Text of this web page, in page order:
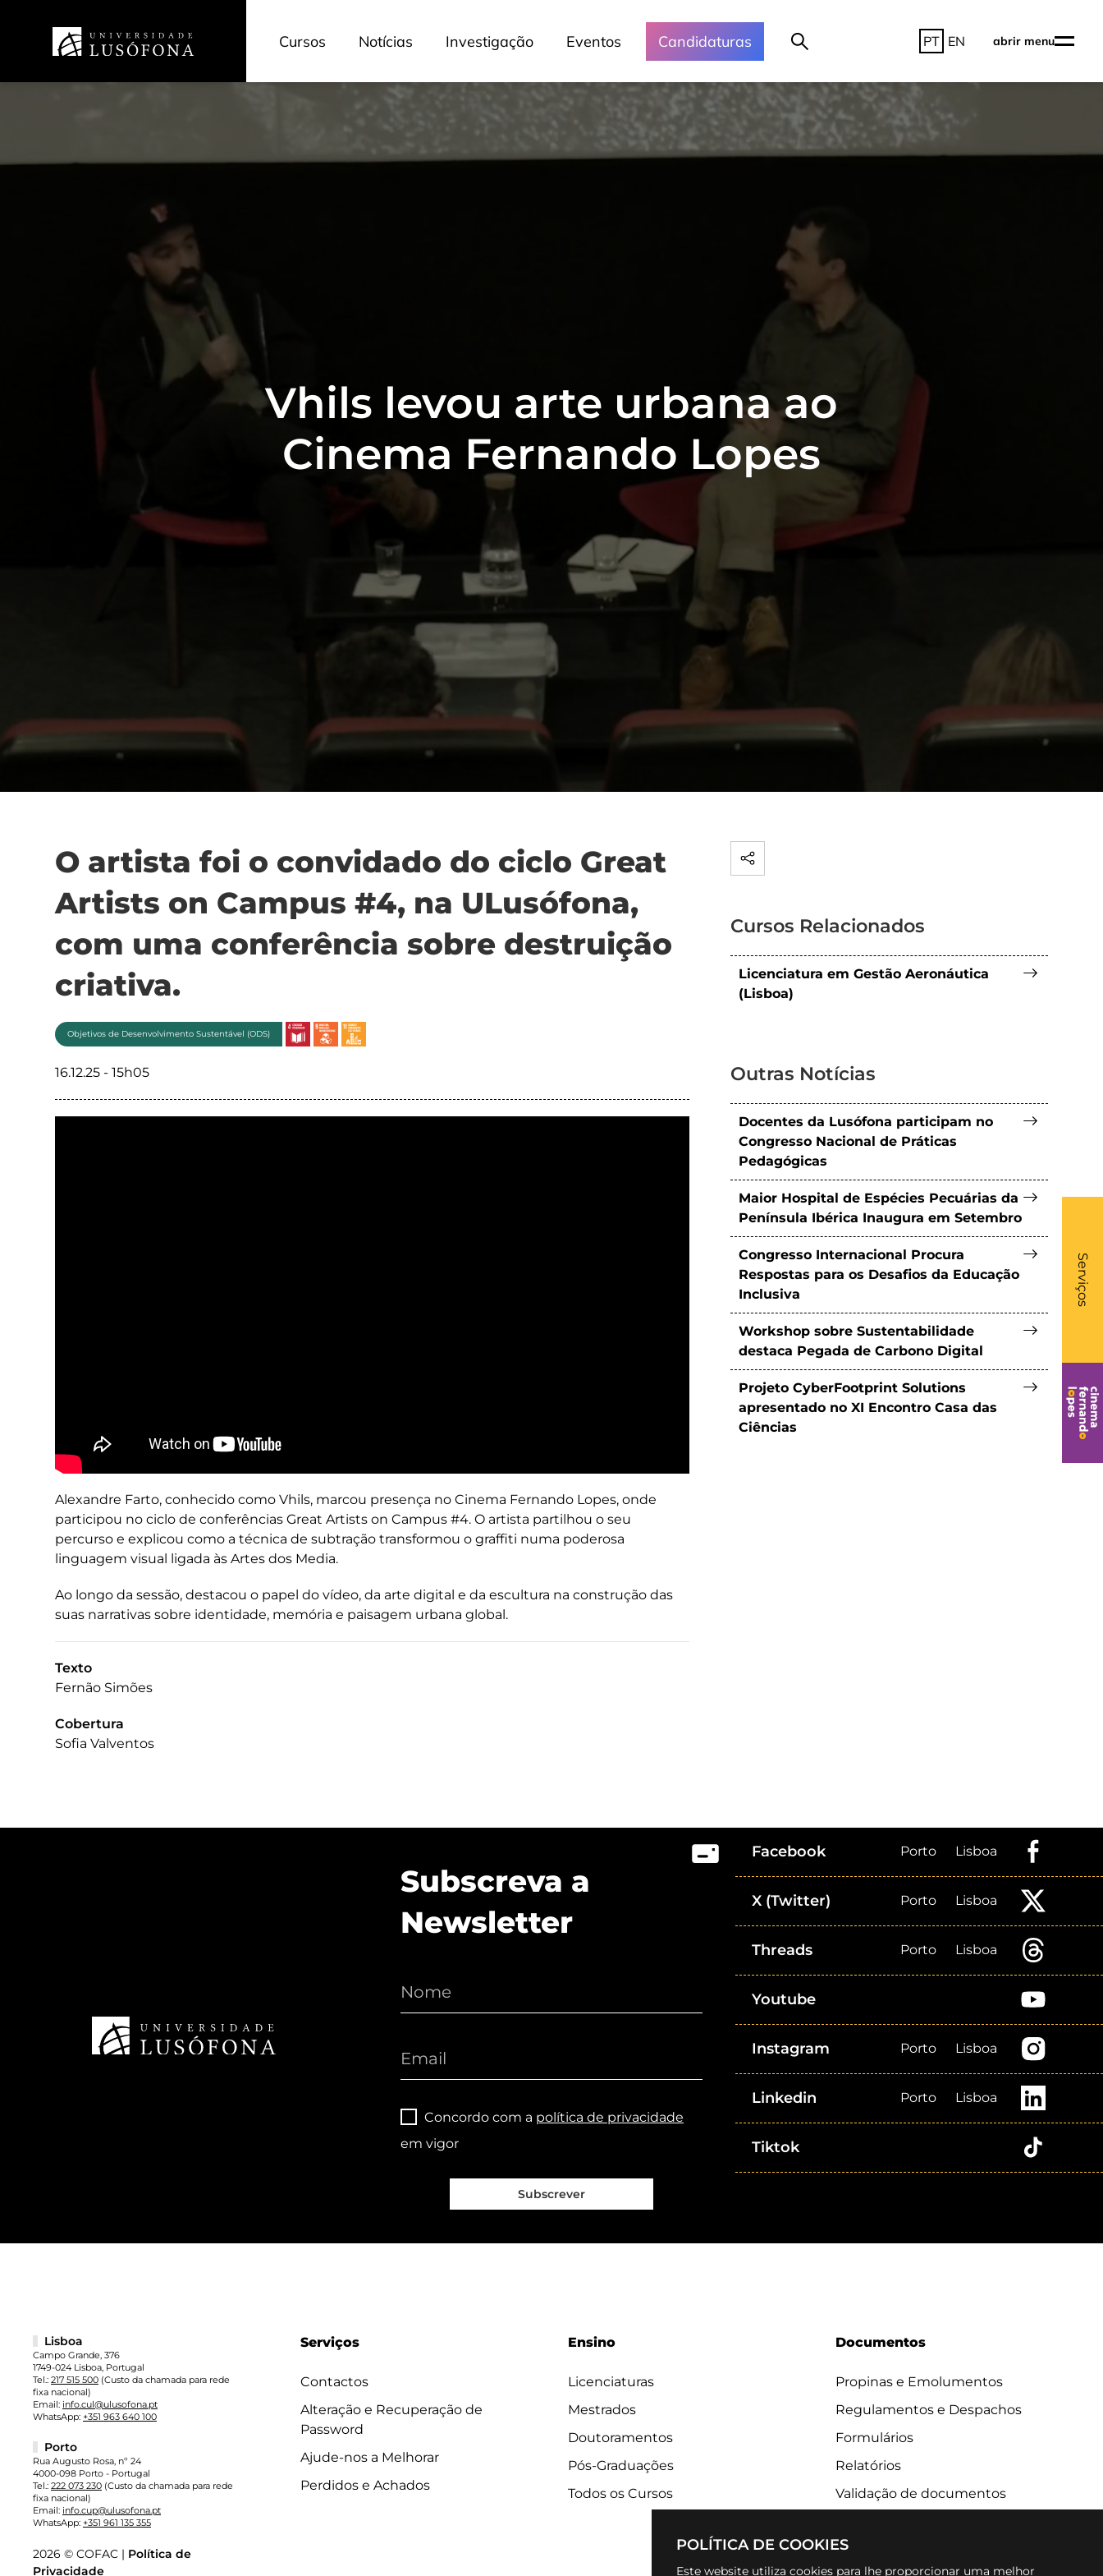
Cursos Notícias Investigação Eventos Candidaturas PT EN abrir menu
Serviços
-
Vhils levou arte urbana ao
Cinema Fernando Lopes
O artista foi o convidado do ciclo Great
Artists on Campus #4, na ULusófona,
com uma conferência sobre destruição
criativa.
Objetivos de Desenvolvimento Sustentável (ODS)
16.12.25 - 15h05
Alexandre Farto, conhecido como Vhils, marcou presença no Cinema Fernando Lopes, onde
participou no ciclo de conferências Great Artists on Campus #4. O artista partilhou o seu
percurso e explicou como a técnica de subtração transformou o graffiti numa poderosa
linguagem visual ligada às Artes dos Media.
Ao longo da sessão, destacou o papel do vídeo, da arte digital e da escultura na construção das
suas narrativas sobre identidade, memória e paisagem urbana global.
Texto
Fernão Simões
Cobertura
Sofia Valventos
Cursos Relacionados
Licenciatura em Gestão Aeronáutica
(Lisboa)
Outras Notícias
Docentes da Lusófona participam no
Congresso Nacional de Práticas
Pedagógicas
Maior Hospital de Espécies Pecuárias da
Península Ibérica Inaugura em Setembro
Congresso Internacional Procura
Respostas para os Desafios da Educação
Inclusiva
Workshop sobre Sustentabilidade
destaca Pegada de Carbono Digital
Projeto CyberFootprint Solutions
apresentado no XI Encontro Casa das
Ciências
POLÍTICA DE COOKIES
Este website utiliza cookies para lhe proporcionar uma melhor
Subscreva a
Newsletter
Concordo com a política de privacidade
em vigor
Subscrever
Facebook Porto Lisboa
X (Twitter) Porto Lisboa
Threads Porto Lisboa
Youtube
Instagram Porto Lisboa
Linkedin Porto Lisboa
Tiktok
Serviços
Contactos
Alteração e Recuperação de
Password
Ajude-nos a Melhorar
Perdidos e Achados
Ensino
Licenciaturas
Mestrados
Doutoramentos
Pós-Graduações
Todos os Cursos
Documentos
Propinas e Emolumentos
Regulamentos e Despachos
Formulários
Relatórios
Validação de documentos
Lisboa
Campo Grande, 376
1749-024 Lisboa, Portugal
Tel.: 217 515 500 (Custo da chamada para rede
fixa nacional)
Email: info.cul@ulusofona.pt
WhatsApp: +351 963 640 100
Porto
Rua Augusto Rosa, nº 24
4000-098 Porto - Portugal
Tel.: 222 073 230 (Custo da chamada para rede
fixa nacional)
Email: info.cup@ulusofona.pt
WhatsApp: +351 961 135 355
2026 © COFAC | Política de
Privacidade